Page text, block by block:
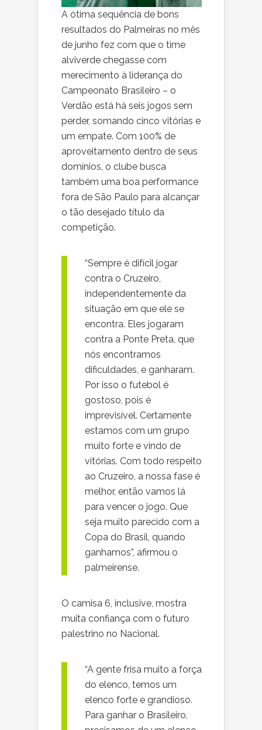
A ótima sequência de bons
resultados do Palmeiras no mês
de junho fez com que o time
alviverde chegasse com
merecimento à liderança do
Campeonato Brasileiro – o
Verdão está há seis jogos sem
perder, somando cinco vitórias e
um empate. Com 100% de
aproveitamento dentro de seus
domínios, o clube busca
também uma boa performance
fora de São Paulo para alcançar
o tão desejado título da
competição.
“Sempre é difícil jogar
contra o Cruzeiro,
independentemente da
situação em que ele se
encontra. Eles jogaram
contra a Ponte Preta, que
nós encontramos
dificuldades, e ganharam.
Por isso o futebol é
gostoso, pois é
imprevisível. Certamente
estamos com um grupo
muito forte e vindo de
vitórias. Com todo respeito
ao Cruzeiro, a nossa fase é
melhor, então vamos lá
para vencer o jogo. Que
seja muito parecido com a
Copa do Brasil, quando
ganhamos”, afirmou o
palmeirense.
O camisa 6, inclusive, mostra
muita confiança com o futuro
palestrino no Nacional.
“A gente frisa muito a força
do elenco, temos um
elenco forte e grandioso.
Para ganhar o Brasileiro,